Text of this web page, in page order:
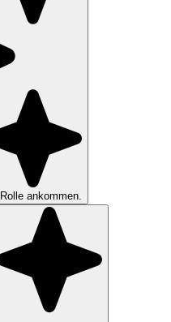
ankommen.